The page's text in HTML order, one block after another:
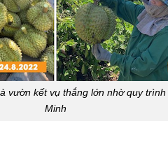
vườn kết vụ thắng lớn nhờ quy
Minh